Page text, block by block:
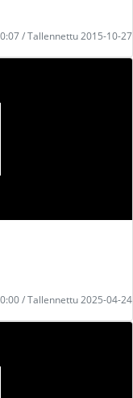
/ Tallennettu 2015-10-27
/ Tallennettu 2025-04-24